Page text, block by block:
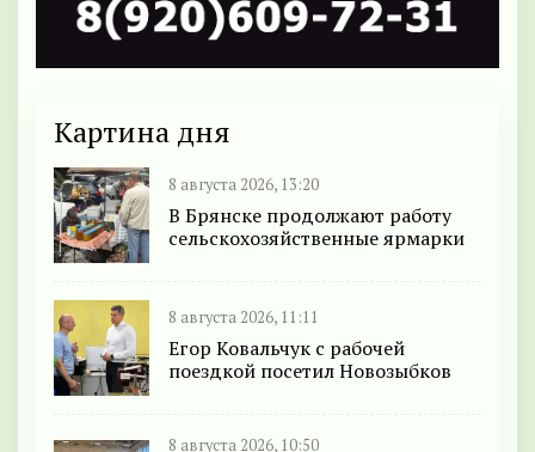
Картина дня
8 августа 2026, 13:20
В Брянске продолжают работу
сельскохозяйственные ярмарки
8 августа 2026, 11:11
Егор Ковальчук с рабочей
поездкой посетил Новозыбков
8 августа 2026, 10:50